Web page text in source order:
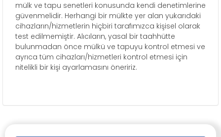
mülk ve tapu senetleri konusunda kendi denetimlerine
güvenmelidir. Herhangi bir mülkte yer alan yukarıdaki
cihazların/hizmetlerin hiçbiri tarafımızca kişisel olarak
test edilmemiştir. Alıcıların, yasal bir taahhütte
bulunmadan önce mülkü ve tapuyu kontrol etmesi ve
ayrıca tüm cihazları/hizmetleri kontrol etmesi için
nitelikli bir kişi ayarlamasını öneririz.